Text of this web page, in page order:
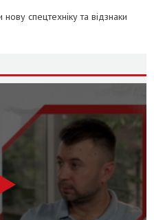
спецтехніку та відзнаки